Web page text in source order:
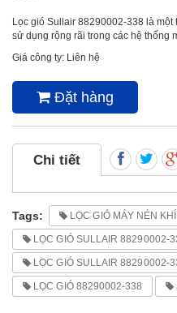
Lọc gió Sullair 88290002-338 là
sử dụng rộng rãi trong các hệ thống
Giá công ty: Liên hệ
Đặt hàng
Chi tiết
Tags: LỌC GIÓ MÁY NÉN
LỌC GIÓ SULLAIR 88290002-
LỌC GIÓ SULLAIR 88290002-
LỌC GIÓ 88290002-338